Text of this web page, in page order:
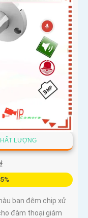
LƯỢNG
ban đêm chip xử
đàm thoại giám